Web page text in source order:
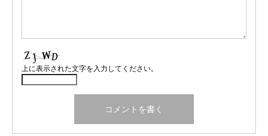
上に表示された文字を入力してください。